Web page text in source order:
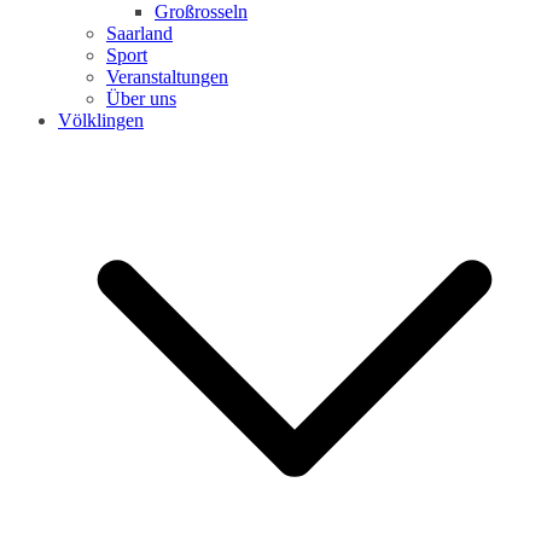
Großrosseln
Saarland
Sport
Veranstaltungen
Über uns
Völklingen